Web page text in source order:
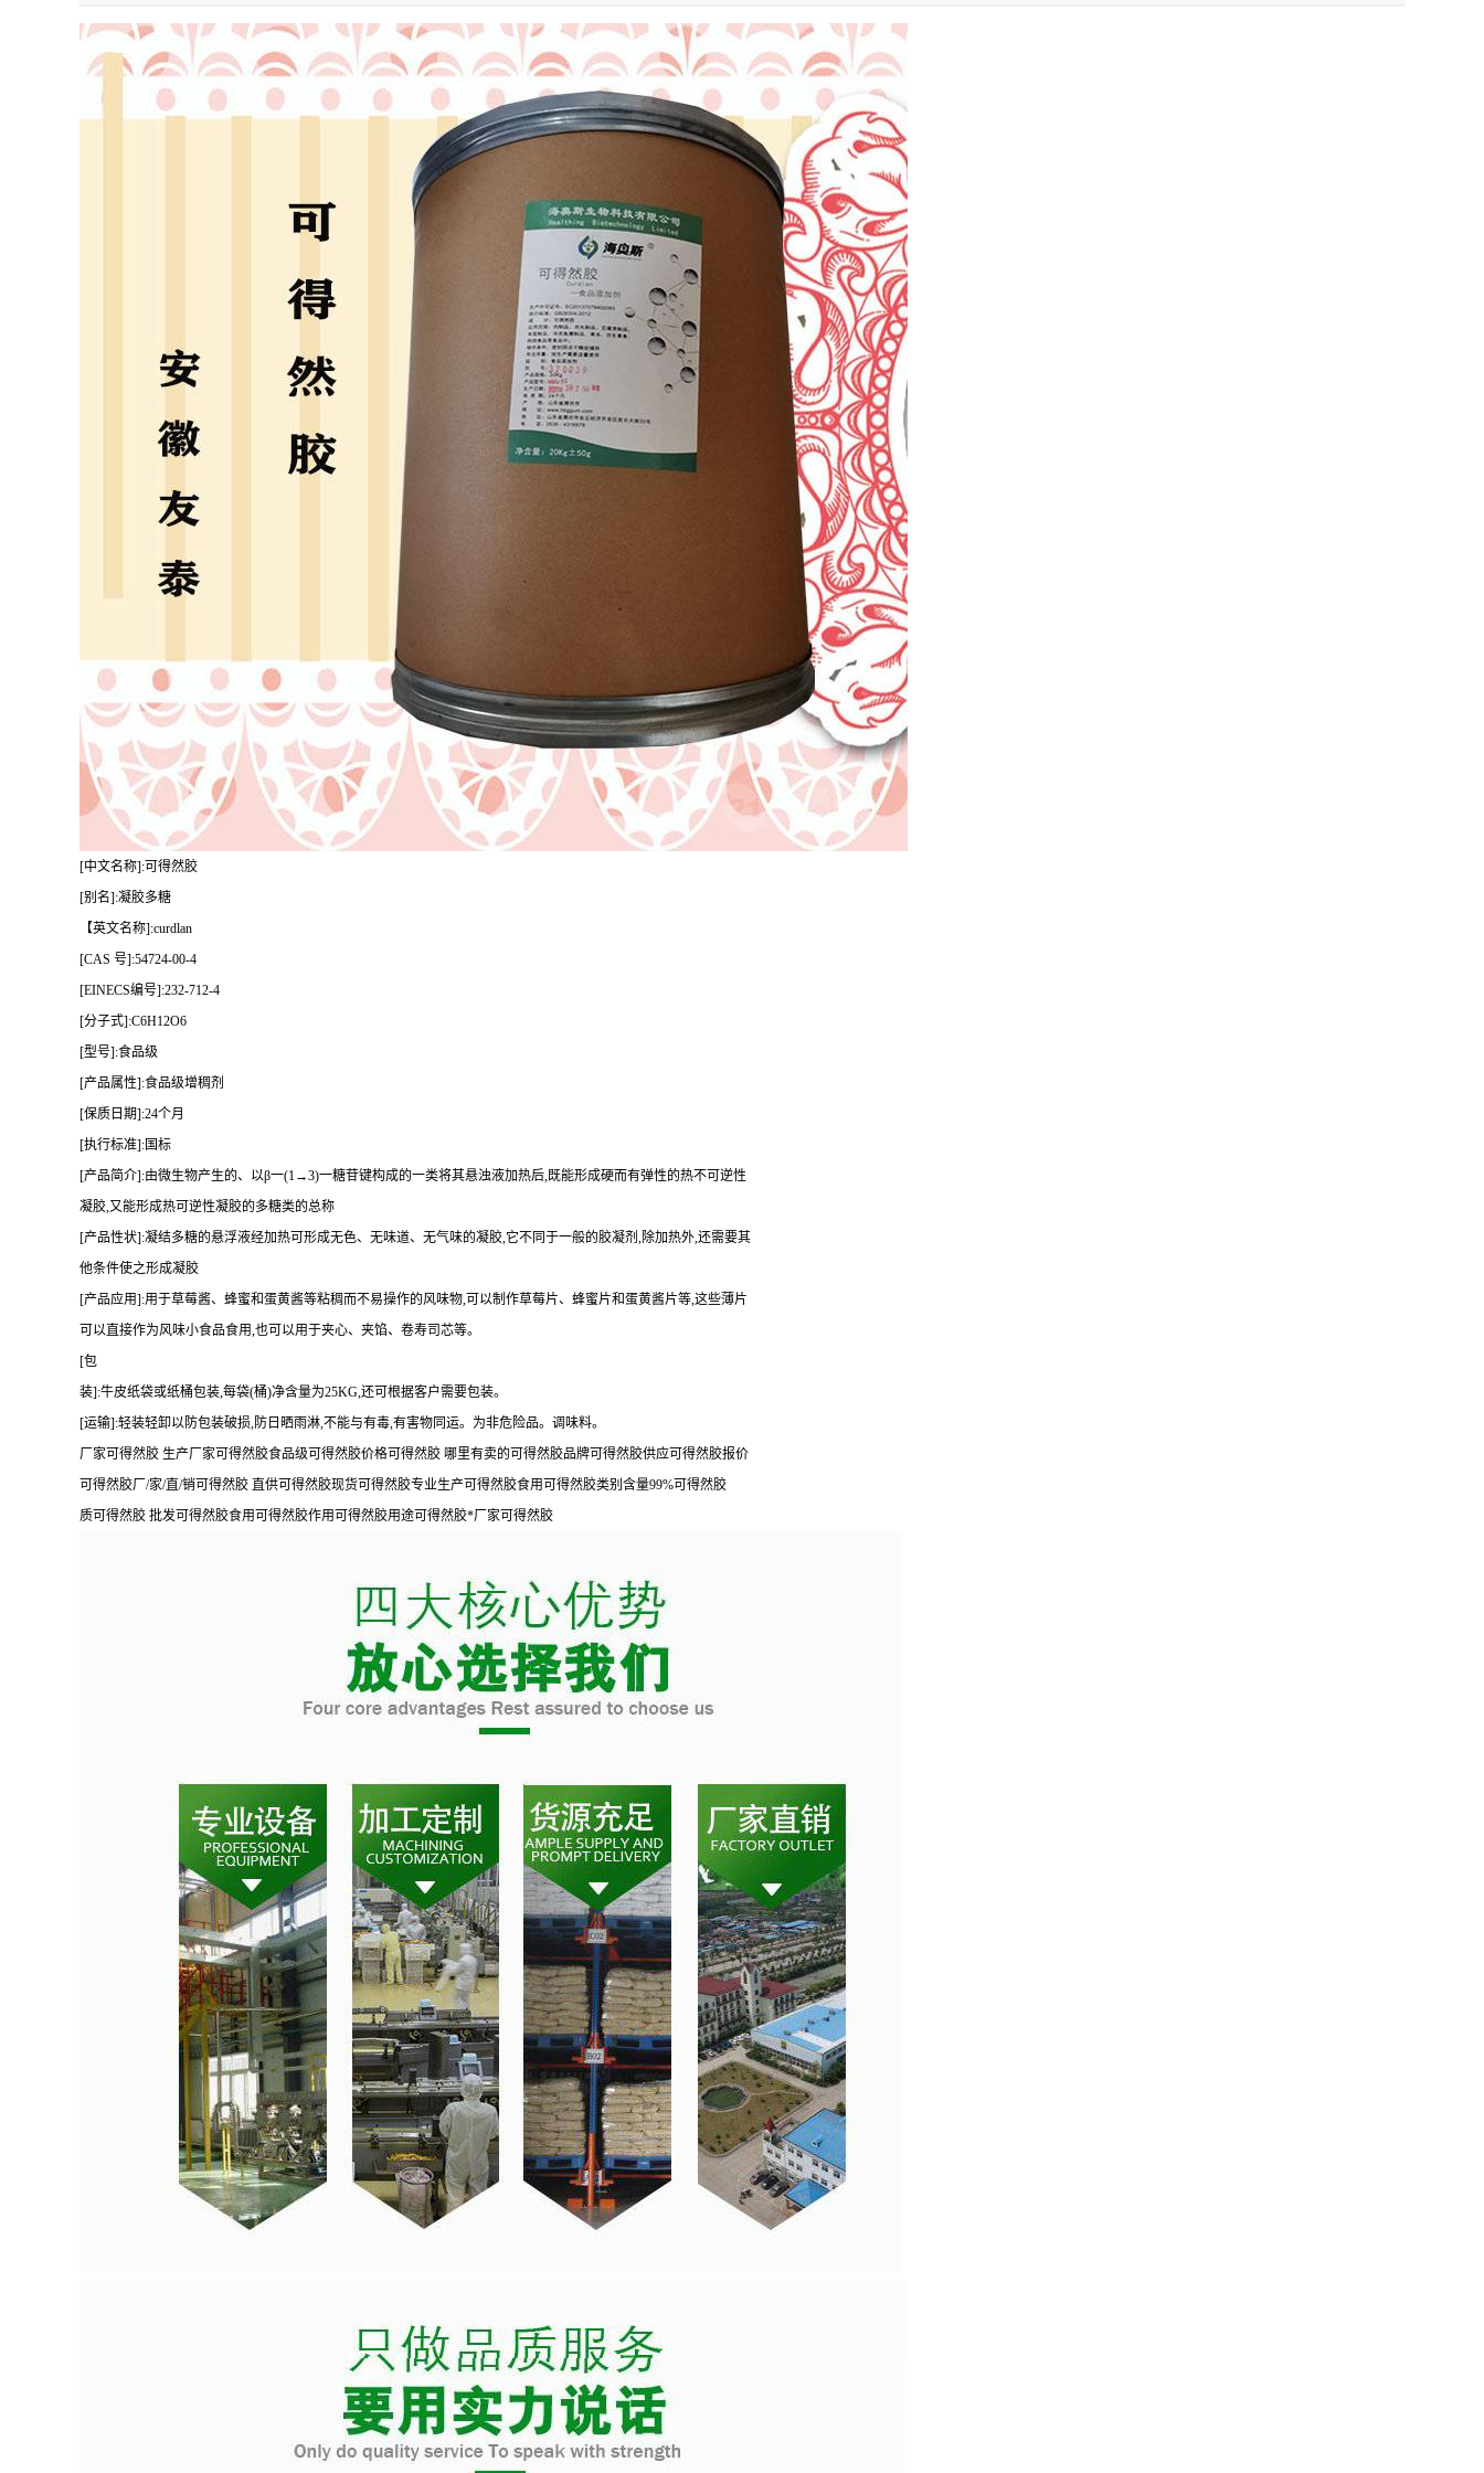
[中文名称]:可得然胶
[别名]:凝胶多糖
【英文名称]:curdlan
[CAS 号]:54724-00-4
[EINECS编号]:232-712-4
[分子式]:C6H12O6
[型号]:食品级
[产品属性]:食品级增稠剂
[保质日期]:24个月
[执行标准]:国标
[产品简介]:由微生物产生的、以β一(1→3)一糖苷键构成的一类将其悬浊液加热后,既能形成硬而有弹性的热不可逆性
凝胶,又能形成热可逆性凝胶的多糖类的总称
[产品性状]:凝结多糖的悬浮液经加热可形成无色、无味道、无气味的凝胶,它不同于一般的胶凝剂,除加热外,还需要其
他条件使之形成凝胶
[产品应用]:用于草莓酱、蜂蜜和蛋黄酱等粘稠而不易操作的风味物,可以制作草莓片、蜂蜜片和蛋黄酱片等,这些薄片
可以直接作为风味小食品食用,也可以用于夹心、夹馅、卷寿司芯等。
[包
装]:牛皮纸袋或纸桶包装,每袋(桶)净含量为25KG,还可根据客户需要包装。
[运输]:轻装轻卸以防包装破损,防日晒雨淋,不能与有毒,有害物同运。为非危险品。调味料。
厂家可得然胶 生产厂家可得然胶食品级可得然胶价格可得然胶 哪里有卖的可得然胶品牌可得然胶供应可得然胶报价
可得然胶厂/家/直/销可得然胶 直供可得然胶现货可得然胶专业生产可得然胶食用可得然胶类别含量99%可得然胶
质可得然胶 批发可得然胶食用可得然胶作用可得然胶用途可得然胶*厂家可得然胶